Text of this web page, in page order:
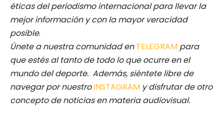
éticas del periodismo internacional para llevar la
mejor información y con la mayor veracidad
posible.
Únete a nuestra comunidad enTELEGRAM para
que estés al tanto de todo lo que ocurre en el
mundo del deporte. Además, siéntete libre de
navegar por nuestro INSTAGRAM y disfrutar de otro
concepto de noticias en materia audiovisual.